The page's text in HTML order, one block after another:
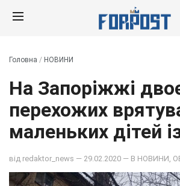
Головна / НОВИНИ
На Запоріжжі
перехожих
маленьких дітей
від redaktor_news — 29.02.2020 — В НОВИНИ